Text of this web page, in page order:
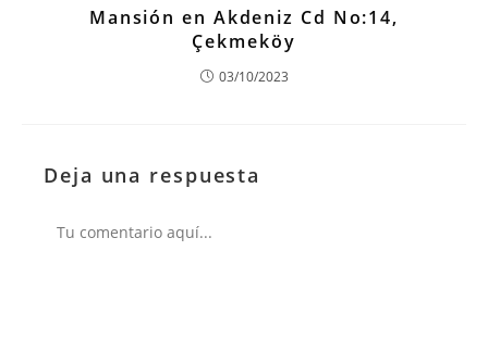
Mansión en Akdeniz Cd No:14,
Çekmeköy
03/10/2023
Deja una respuesta
Comentario